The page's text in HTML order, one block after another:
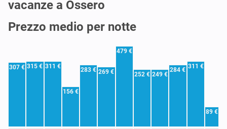
vacanze a Ossero
Prezzo medio per notte
307 € 315 € 311 €
156 €
283 € 269 €
479 €
252 € 249 €
284 € 311 €
89 €